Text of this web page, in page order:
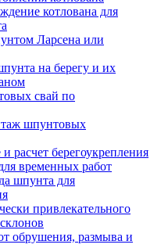
котлована для
Ларсена или
на берегу и их
свай по
шпунтовых
расчет берегоукрепления
временных работ
шпунта для
привлекательного
обрушения, размыва и